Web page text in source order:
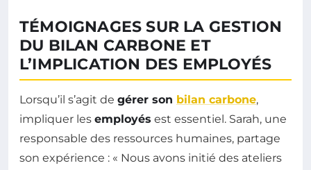
TÉMOIGNAGES SUR LA GESTION
DU BILAN CARBONE ET
L’IMPLICATION DES EMPLOYÉS
Lorsqu’il s’agit de gérer son bilan carbone,
impliquer les employés est essentiel. Sarah, une
responsable des ressources humaines, partage
son expérience : « Nous avons initié des ateliers